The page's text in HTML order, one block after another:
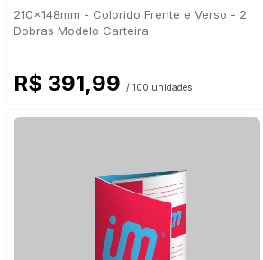
210x148mm - Colorido Frente e Verso - 2
Dobras Modelo Carteira
R$ 391,99 / 100 unidades